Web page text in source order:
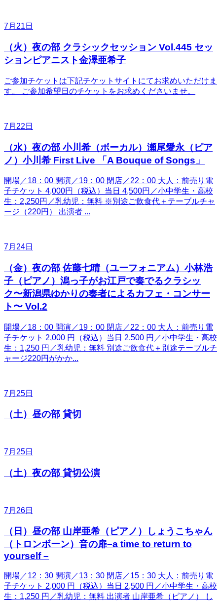
7月21日
（火）夜の部 クラシックセッション Vol.445 セッ
ションピアニスト金澤亜希子
ご参加チケットは下記チケットサイトにてお求めいただけま
す。 ご参加希望日のチケットをお求めくださいませ。
7月22日
（水）夜の部 小川希（ボーカル）瀬尾愛永（ピア
ノ）小川希 First Live 「A Bouque of Songs」
開場／18：00 開演／19：00 閉店／22：00 大人：前売り電
子チケット 4,000円（税込）当日 4,500円／小中学生・高校
生：2,250円／乳幼児：無料 ※別途ご飲食代＋テーブルチャ
ージ（220円） 出演者 ...
7月24日
（金）夜の部 佐藤七晴（ユーフォニアム）小林浩
子（ピアノ）潟っ子がお江戸で奏でるクラシッ
ク〜新潟県ゆかりの奏者によるカフェ・コンサー
ト〜 Vol.2
開場／18：00 開演／19：00 閉店／22：00 大人：前売り電
子チケット 2,000 円（税込）当日 2,500 円／小中学生・高校
生：1,250 円／乳幼児：無料 別途ご飲食代＋別途テーブルチ
ャージ220円がかか...
7月25日
（土）昼の部 貸切
7月25日
（土）夜の部 貸切公演
7月26日
（日）昼の部 山岸亜希（ピアノ）しょうこちゃん
（トロンボーン）音の扉–a time to return to
yourself –
開場／12：30 開演／13：30 閉店／15：30 大人：前売り電
子チケット 2,000 円（税込）当日 2,500 円／小中学生・高校
生：1,250 円／乳幼児：無料 出演者 山岸亜希（ピアノ） し